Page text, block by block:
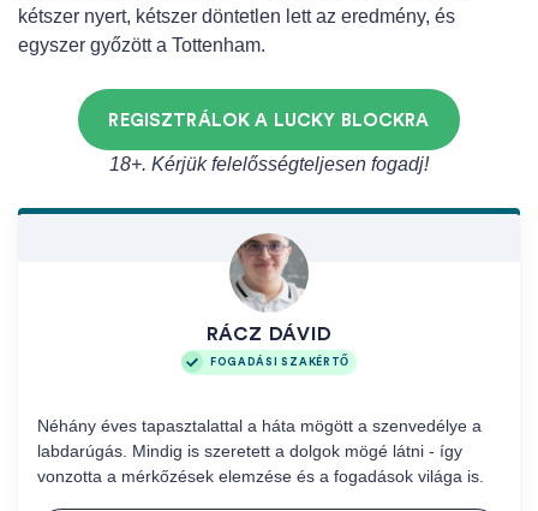
kétszer nyert, kétszer döntetlen lett az eredmény, és
egyszer győzött a Tottenham.
REGISZTRÁLOK A LUCKY BLOCKRA
18+. Kérjük felelősségteljesen fogadj!
RÁCZ DÁVID
FOGADÁSI SZAKÉRTŐ
Néhány éves tapasztalattal a háta mögött a szenvedélye a
labdarúgás. Mindig is szeretett a dolgok mögé látni - így
vonzotta a mérkőzések elemzése és a fogadások világa is.